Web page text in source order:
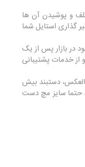
و پوشیدن آن ها
گذاری استایل شما
در بازار پس از یک
از خدمات پشتیبانی
دستبند بیش
حتما سایز مچ دست